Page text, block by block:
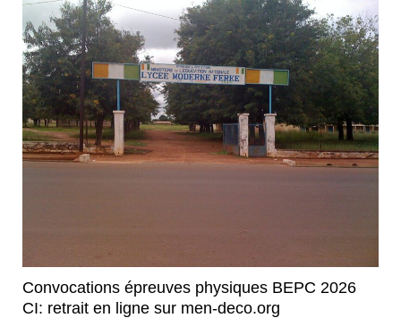
Convocations épreuves physiques BEPC 2026
CI: retrait en ligne sur men-deco.org